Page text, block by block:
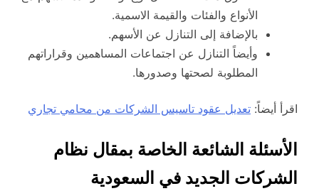
الأنواع والفئات والقيمة الاسمية.
بالإضافة إلى التنازل عن الأسهم.
وأيضاً التنازل عن اجتماعات المساهمين وقراراتهم
المطلوبة لصحتها وصدورها.
اقرأ أيضاً: تعديل عقود تاسيس الشركات من محامي تجاري
الأسئلة الشائعة الخاصة بمقال نظام
الشركات الجديد في السعودية